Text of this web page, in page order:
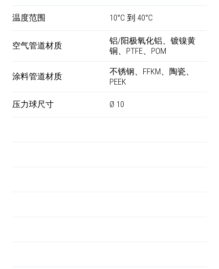
温度范围 10°C 到 40°C
空气管道材质
铝/阳极氧化铝、镀镍黄
铜、PTFE、POM
涂料管道材质
不锈钢、FFKM、陶瓷、
PEEK
压力球尺寸 Ø 10